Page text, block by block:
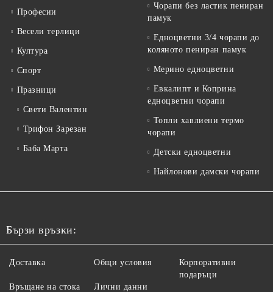
Професии
Весели терлици
Култура
Спорт
Празници
Свети Валентин
Трифон Зарезан
Баба Марта
Чорапи без ластик пениран
памук
Едноцветни 3/4 чорапи до
коляното пениран памук
Мерино едноцветни
Евкалипт и Коприна
едноцветни чорапи
Топли хавлиени термо
чорапи
Детски едноцветни
Найлонови дамски чорапи
Бързи връзки:
Доставка
Връщане на стока
Общи условия
Лични данни
Корпоративни
подаръци